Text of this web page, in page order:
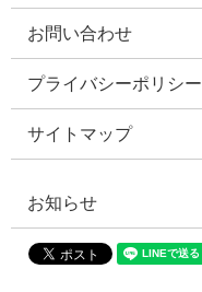
お問い合わせ
プライバシーポリシー
サイトマップ
お知らせ